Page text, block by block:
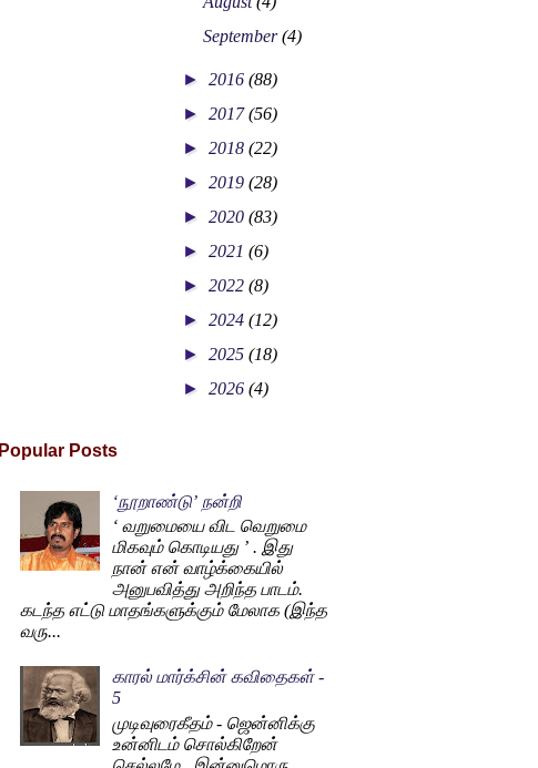
September(4)
► 2016 (88)
► 2017(56)
► 2018 (22)
► 2019 (28)
► 2020 (83)
► 2021 (6)
► 2022 (8)
► 2024 (12)
► 2025 (18)
► 2026 (4)
Popular Posts
‘நூறாண்டு’ நன்றி
‘ வறுமையை விட வெறுமை
மிகவும் கொடியது ’ . இது
நான் என் வாழ்க்கையில்
அனுபவித்து அறிந்த பாடம்.
கடந்த எட்டு மாதங்களுக்கும் மேலாக (இந்த
வரு...
காரல் மார்க்சின் கவிதைகள் -
5
முடிவுரைகீதம் - ஜென்னிக்கு
உன்னிடம் சொல்கிறேன்